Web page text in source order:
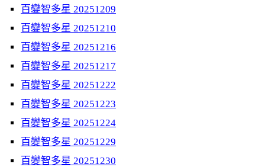
百變智多星 20251209
百變智多星 20251210
百變智多星 20251216
百變智多星 20251217
百變智多星 20251222
百變智多星 20251223
百變智多星 20251224
百變智多星 20251229
百變智多星 20251230